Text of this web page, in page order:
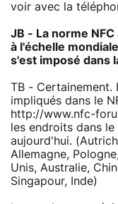
voir avec la
JB - La norme
à l'échelle
s'est imposé dans
TB - Certainement.
impliqués dans le
http://www.nfc-
les endroits dans
aujourd'hui.
Allemagne,
Unis, Australie,
Singapour, Inde)